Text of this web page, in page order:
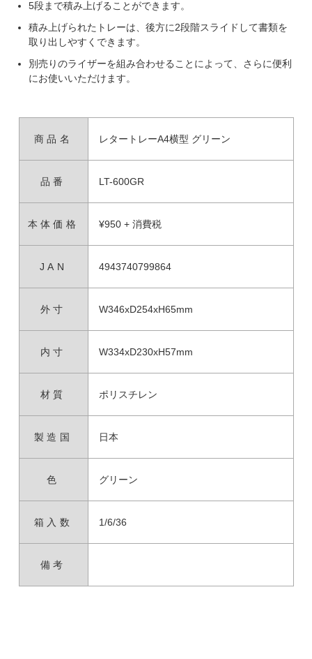
5段まで積み上げることができます。
積み上げられたトレーは、後方に2段階スライドして書類を
取り出しやすくできます。
別売りのライザーを組み合わせることによって、さらに便利
にお使いいただけます。
商品名 レタートレーA4横型 グリーン
品番 LT-600GR
本体価格 ¥950 + 消費税
JAN 4943740799864
外寸 W346xD254xH65mm
内寸 W334xD230xH57mm
材質 ポリスチレン
製造国 日本
色 グリーン
箱入数 1/6/36
備考